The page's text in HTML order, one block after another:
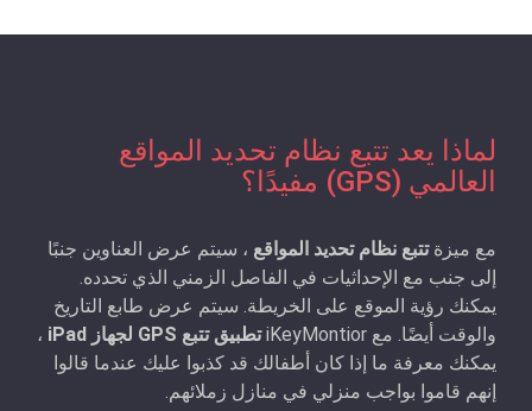
لماذا يعد تتبع نظام تحديد المواقع
العالمي (GPS) مفيدًا؟
مع ميزة تتبع نظام تحديد المواقع ، سيتم عرض العناوين جنبًا
إلى جنب مع الإحداثيات في الفاصل الزمني الذي تحدده.
يمكنك رؤية الموقع على الخريطة. سيتم عرض طابع التاريخ
والوقت أيضًا. مع iKeyMontior
تطبيق تتبع GPS لجهاز iPad
،
يمكنك معرفة ما إذا كان أطفالك قد كذبوا عليك عندما قالوا
إنهم قاموا بواجب منزلي في منازل زملائهم.